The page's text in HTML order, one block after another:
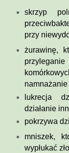
skrzyp
przy
żurawinę,
namnażanie
lukrecja
działanie
pokrzywa
mniszek,
wypłukać